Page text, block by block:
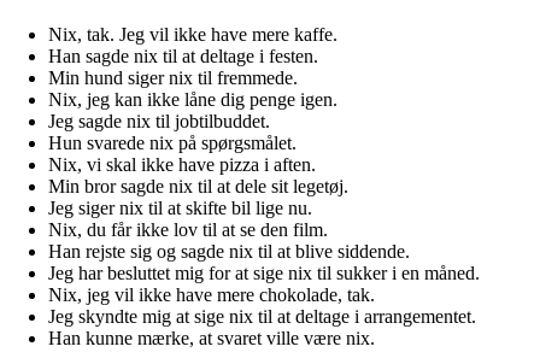
Nix, tak. Jeg vil ikke have mere kaffe.
Han sagde nix til at deltage i festen.
Min hund siger nix til fremmede.
Nix, jeg kan ikke låne dig penge igen.
Jeg sagde nix til jobtilbuddet.
Hun svarede nix på spørgsmålet.
Nix, vi skal ikke have pizza i aften.
Min bror sagde nix til at dele sit legetøj.
Jeg siger nix til at skifte bil lige nu.
Nix, du får ikke lov til at se den film.
Han rejste sig og sagde nix til at blive siddende.
Jeg har besluttet mig for at sige nix til sukker i en måned.
Nix, jeg vil ikke have mere chokolade, tak.
Jeg skyndte mig at sige nix til at deltage i arrangementet.
Han kunne mærke, at svaret ville være nix.